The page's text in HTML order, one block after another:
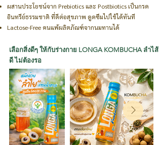
ผสานประโยชน์จาก Prebiotics และ Postbiotics เป็นกรด
อินทรีย์ธรรมชาติ ที่ดีต่อสุขภาพ ดูดซึมไปใช้ได้ทันที
Lactose-Free คนแพ้ผลิตภัณฑ์จากนมทานได้
เลือกสิ่งดีๆ ให้กับร่างกาย LONGA KOMBUCHA ลำไส้
ดี ไม่ต้องรอ